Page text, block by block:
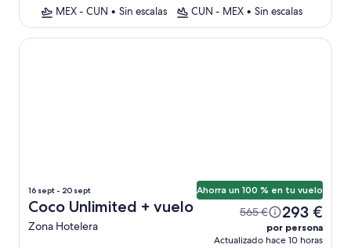
MEX - CUN • Sin escalas CUN - MEX • Sin escalas
16 sept - 20 sept
Coco Unlimited + vuelo
Zona Hotelera
Ahorra un 100 % en tu vuelo
565 € 293 €
por persona
Actualizado hace 10 horas
Coco Unlimited